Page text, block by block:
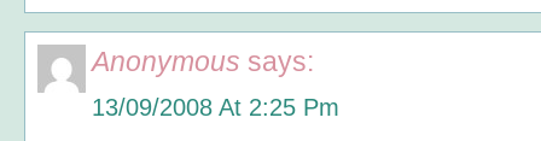
Anonymous says:
13/09/2008 At 2:25 Pm